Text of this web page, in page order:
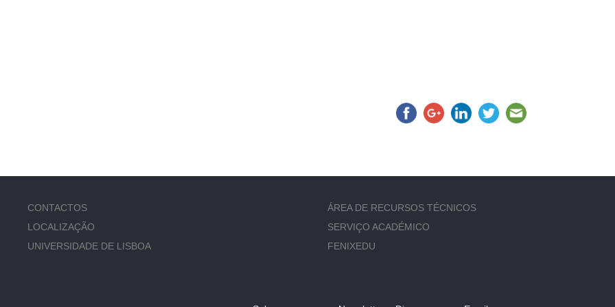
CONTACTOS
LOCALIZAÇÃO
UNIVERSIDADE DE LISBOA
ÁREA DE RECURSOS TÉCNICOS
SERVIÇO ACADÉMICO
FENIXEDU